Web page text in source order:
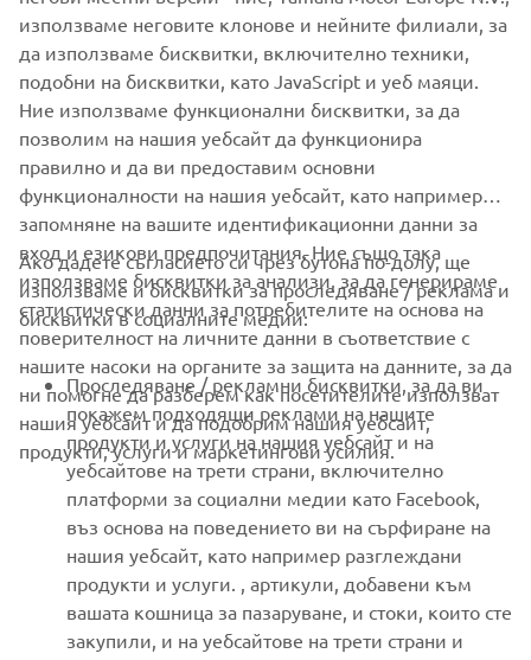
1/1
CORPORATE
FOR BUSINESS
MORE YAMAHA
SUPPORT
НОВИНАРСКИ БЮЛЕТИН
Бъдете първите, които ще научат за най-новите оферти,
специални събития, нови модели и много други
да използваме бисквитки, включително техники,
подобни на бисквитки, като JavaScript и уеб маяци.
Ние използваме функционални бисквитки, за да
позволим на нашия уебсайт да функционира
правилно и да ви предоставим основни
функционалности на нашия уебсайт, като например
запомняне на вашите идентификационни данни за
вход и езикови предпочитания. Ние също така
използваме бисквитки за анализи, за да генерираме
статистически данни за потребителите на основа на
поверителност на личните данни в съответствие с
нашите насоки на органите за защита на данните, за да
ни помогне да разберем как посетителите използват
нашия уебсайт и да подобрим нашия уебсайт,
продукти, услуги и маркетингови усилия.
Ако дадете съгласието си чрез бутона по-долу, ще
използваме и бисквитки за проследяване / реклама и
бисквитки в социалните медии:
покажем подходящи реклами на нашите
продукти и услуги на нашия уебсайт и на
уебсайтове на трети страни, включително
платформи за социални медии като Facebook,
въз основа на поведението ви на сърфиране на
нашия уебсайт, като например разглеждани
продукти и услуги. , артикули, добавени към
вашата кошница за пазаруване, и стоки, които сте
закупили, и на уебсайтове на трети страни и
вашите интереси, получени от такова поведение
Ако искате да получите цялата функционалност на